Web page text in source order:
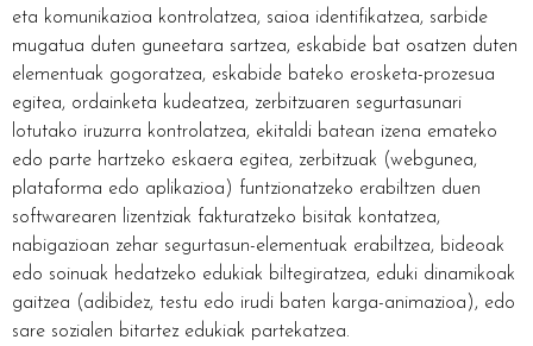
eta komunikazioa kontrolatzea, saioa identifikatzea, sarbide
mugatua duten guneetara sartzea, eskabide bat osatzen duten
elementuak gogoratzea, eskabide bateko erosketa-prozesua
egitea, ordainketa kudeatzea, zerbitzuaren segurtasunari
lotutako iruzurra kontrolatzea, ekitaldi batean izena emateko
edo parte hartzeko eskaera egitea, zerbitzuak (webgunea,
plataforma edo aplikazioa) funtzionatzeko erabiltzen duen
softwarearen lizentziak fakturatzeko bisitak kontatzea,
nabigazioan zehar segurtasun-elementuak erabiltzea, bideoak
edo soinuak hedatzeko edukiak biltegiratzea, eduki dinamikoak
gaitzea (adibidez, testu edo irudi baten karga-animazioa), edo
sare sozialen bitartez edukiak partekatzea.